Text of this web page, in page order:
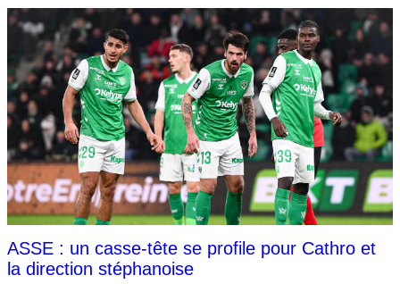
ASSE : un casse-tête se profile pour Cathro et
la direction stéphanoise